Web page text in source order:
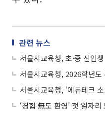
관련 뉴스
서울시교육청, 초·중 신입
‘경험 無도 환영’ 첫 일자리